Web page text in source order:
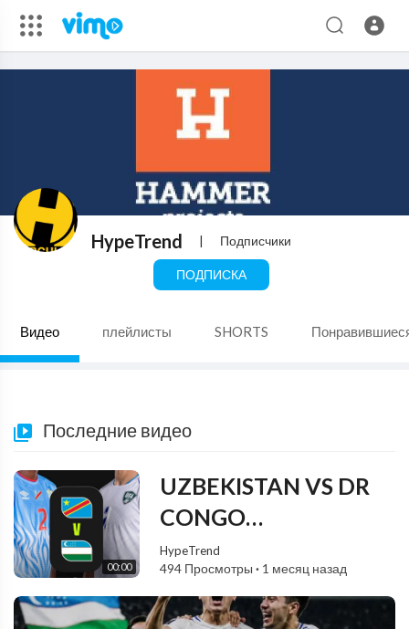
HypeTrend | Подписчики
ПОДПИСКА
Видео плейлисты SHORTS
Последние видео
00:00
UZBEKISTAN VS DR
CONGO
UCHRASHUVI / JONL
EFIRDA FULL HD
HypeTrend
494 Просмотры · 1 месяц назад